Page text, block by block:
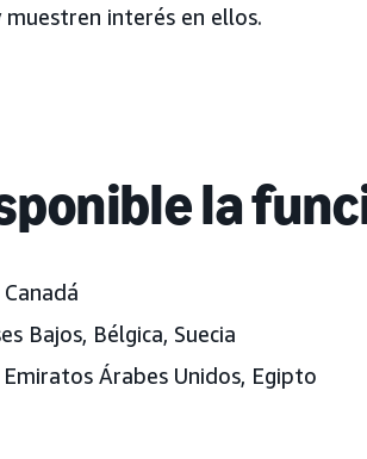
interés en ellos.
la
Canadá
Bajos, Bélgica, Suecia
Árabes Unidos, Egipto